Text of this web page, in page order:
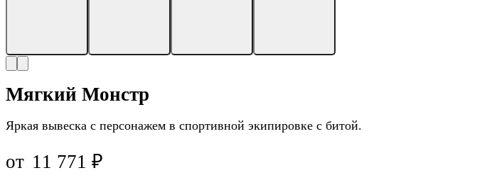
Мягкий Монстр
Яркая вывеска с персонажем в спортивной экипировке с битой.
от 11 771 ₽